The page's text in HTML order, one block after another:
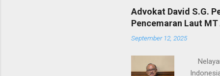
Advokat David S.G.
Pencemaran Laut MT
September 12, 2025